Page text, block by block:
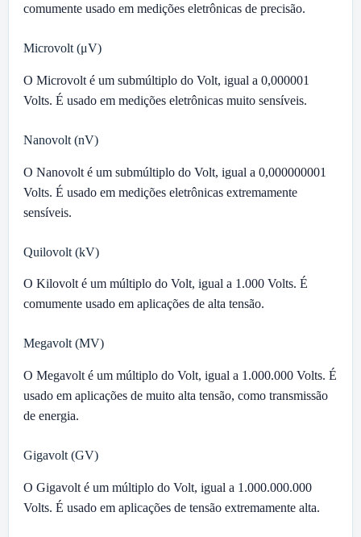
comumente usado em medições eletrônicas de precisão.
Microvolt (μV)
O Microvolt é um submúltiplo do Volt, igual a 0,000001
Volts. É usado em medições eletrônicas muito sensíveis.
Nanovolt (nV)
O Nanovolt é um submúltiplo do Volt, igual a 0,000000001
Volts. É usado em medições eletrônicas extremamente
sensíveis.
Quilovolt (kV)
O Kilovolt é um múltiplo do Volt, igual a 1.000 Volts. É
comumente usado em aplicações de alta tensão.
Megavolt (MV)
O Megavolt é um múltiplo do Volt, igual a 1.000.000 Volts. É
usado em aplicações de muito alta tensão, como transmissão
de energia.
Gigavolt (GV)
O Gigavolt é um múltiplo do Volt, igual a 1.000.000.000
Volts. É usado em aplicações de tensão extremamente alta.